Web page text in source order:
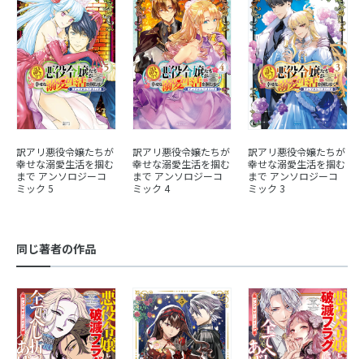
訳アリ悪役令嬢たちが
幸せな溺愛生活を掴む
まで アンソロジーコ
ミック 5
訳アリ悪役令嬢たちが
幸せな溺愛生活を掴む
まで アンソロジーコ
ミック 4
訳アリ悪役令嬢たちが
幸せな溺愛生活を掴む
まで アンソロジーコ
ミック 3
同じ著者の作品